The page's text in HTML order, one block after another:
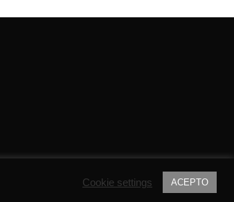
Cookie settings ACEPTO